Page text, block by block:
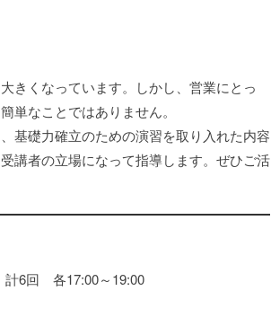
きくなっています。しかし、営業にとっ
単なことではありません。
基礎力確立のための演習を取り入れた内容
講者の立場になって指導します。ぜひご活
6回 各17:00～19:00